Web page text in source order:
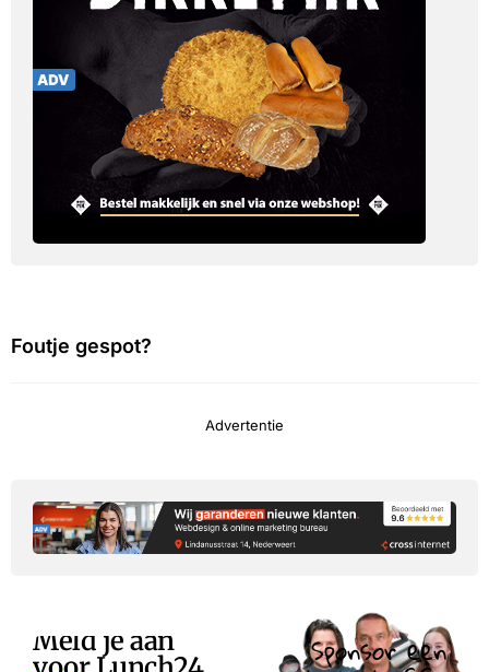
Foutje gespot?
Advertentie
Meld je aan Sponsor een